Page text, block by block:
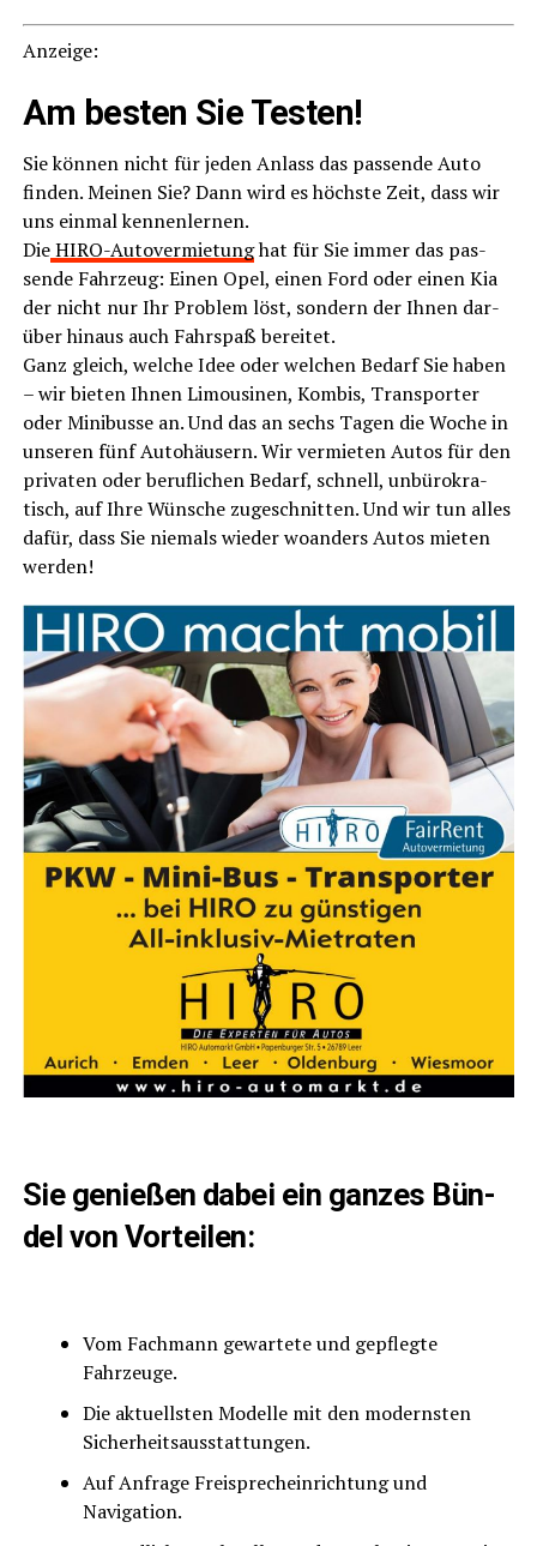
Anzei­ge:
Am bes­ten Sie Testen!
Sie kön­nen nicht für jeden Anlass das pas­sen­de Auto
fin­den. Mei­nen Sie? Dann wird es höchs­te Zeit, dass wir
uns ein­mal ken­nen­ler­nen.
DieHIRO-Auto­ver­mie­tunghat für Sie immer das pas­
sen­de Fahr­zeug: Einen Opel, einen Ford oder einen Kia
der nicht nur Ihr Pro­blem löst, son­dern der Ihnen dar­
über hin­aus auch Fahr­spaß berei­tet.
Ganz gleich, wel­che Idee oder wel­chen Bedarf Sie haben
– wir bie­ten Ihnen Limou­si­nen, Kom­bis, Trans­por­ter
oder Mini­bus­se an. Und das an sechs Tagen die Woche in
unse­ren fünf Auto­häu­sern. Wir ver­mie­ten Autos für den
pri­va­ten oder beruf­li­chen Bedarf, schnell, unbü­ro­kra­
tisch, auf Ihre Wün­sche zuge­schnit­ten. Und wir tun alles
dafür, dass Sie nie­mals wie­der woan­ders Autos mie­ten
werden!
Sie genie­ßen dabei ein gan­zes Bün­
del von Vorteilen:
Vom Fach­mann gewar­te­te und gepfleg­te
Fahrzeuge.
Die aktu­ells­ten Model­le mit den moderns­ten
Sicherheitsausstattungen.
Auf Anfra­ge Frei­sprech­ein­rich­tung und
Navigation.